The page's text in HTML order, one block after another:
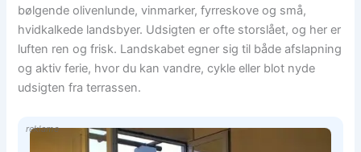
bølgende olivenlunde, vinmarker, fyrreskove og små,
hvidkalkede landsbyer. Udsigten er ofte storslået, og her er
luften ren og frisk. Landskabet egner sig til både afslapning
og aktiv ferie, hvor du kan vandre, cykle eller blot nyde
udsigten fra terrassen.
reklame